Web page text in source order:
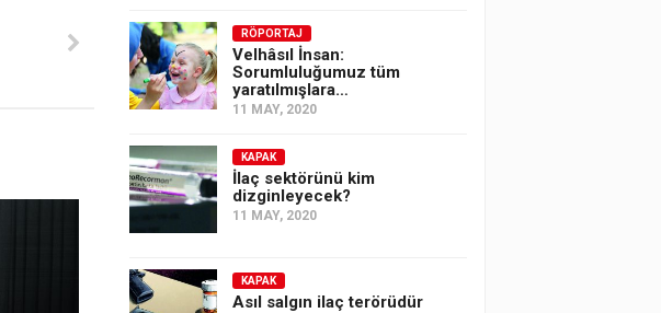
RÖPORTAJ
Velhâsıl İnsan:
Sorumluluğumuz tüm
yaratılmışlara…
11 MAY, 2020
KAPAK
İlaç sektörünü kim
dizginleyecek?
11 MAY, 2020
KAPAK
Asıl salgın ilaç terörüdür